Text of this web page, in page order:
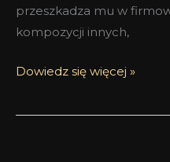
przeszkadza mu w
kompozycji innych,
Dowiedz się więcej »